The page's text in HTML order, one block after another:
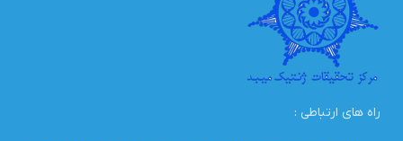
راه های ارتباطی :